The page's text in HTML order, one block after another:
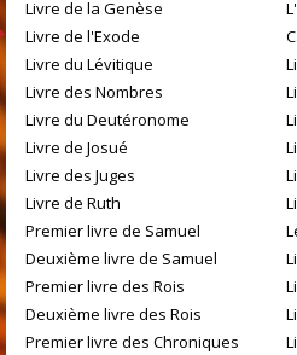
Livre de la Genèse
Livre de l'Exode
Livre du Lévitique
Livre des Nombres
Livre du Deutéronome
Livre de Josué
Livre des Juges
Livre de Ruth
Premier livre de Samuel
Deuxième livre de Samuel
Premier livre des Rois
Deuxième livre des Rois
Premier livre des Chroniques